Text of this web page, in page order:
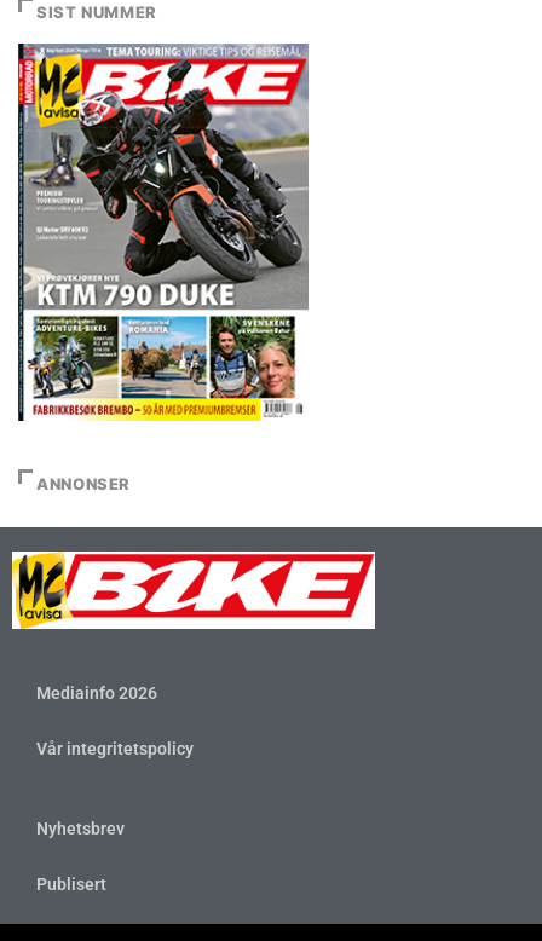
SIST NUMMER
ANNONSER
Mediainfo 2026
Vår integritetspolicy
Nyhetsbrev
Publisert